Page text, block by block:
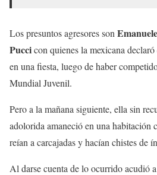
Los presuntos agresores son
Puccicon quienes la mexicana
en una fiesta, luego de haber
Mundial Juvenil.
Pero a la mañana siguiente, ella sin
adolorida amaneció en una habitación
reían a carcajadas y hacían chistes de
Al darse cuenta de lo ocurrido acudió